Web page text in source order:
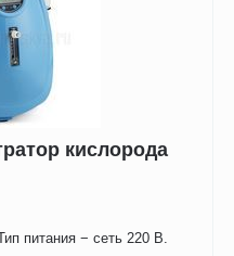
кислорода
питания − сеть 220 В.